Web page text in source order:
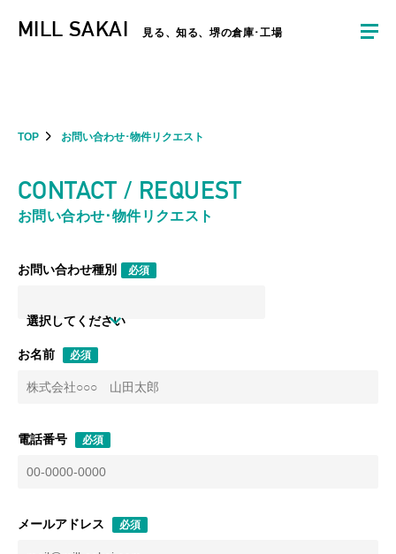
だきます。ご不便をおかけしますがよろしくお願いします。
MILL SAKAI 見る、知る、堺の倉庫･工場
TOP お問い合わせ･物件リクエスト
CONTACT / REQUEST
お問い合わせ･物件リクエスト
お問い合わせ種別 必須
選択してください
お名前 必須
電話番号 必須
メールアドレス 必須